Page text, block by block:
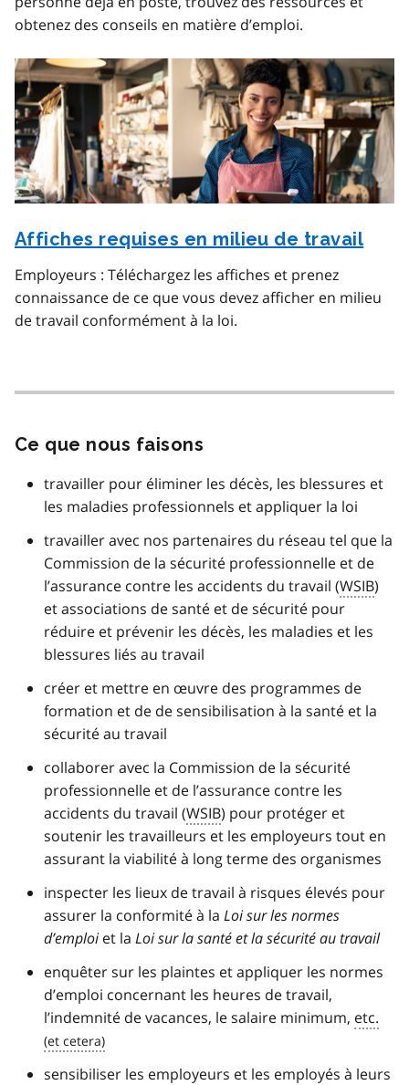
obtenez des conseils en matière d’emploi.
Affiches requises en milieu de travail
Employeurs : Téléchargez les affiches et prenez
connaissance de ce que vous devez afficher en milieu
de travail conformément à la loi.
Ce que nous faisons
travailler pour éliminer les décès, les blessures et
les maladies professionnels et appliquer la loi
travailler avec nos partenaires du réseau tel que la
Commission de la sécurité professionnelle et de
l’assurance contre les accidents du travail (WSIB)
et associations de santé et de sécurité pour
réduire et prévenir les décès, les maladies et les
blessures liés au travail
créer et mettre en œuvre des programmes de
formation et de de sensibilisation à la santé et la
sécurité au travail
collaborer avec la Commission de la sécurité
professionnelle et de l’assurance contre les
accidents du travail (WSIB) pour protéger et
soutenir les travailleurs et les employeurs tout en
assurant la viabilité à long terme des organismes
inspecter les lieux de travail à risques élevés pour
assurer la conformité à la Loi sur les normes
d’emploiet la Loi sur la santé et la sécurité au travail
enquêter sur les plaintes et appliquer les normes
d’emploi concernant les heures de travail,
l’indemnité de vacances, le salaire minimum, etc.
sensibiliser les employeurs et les employés à leurs